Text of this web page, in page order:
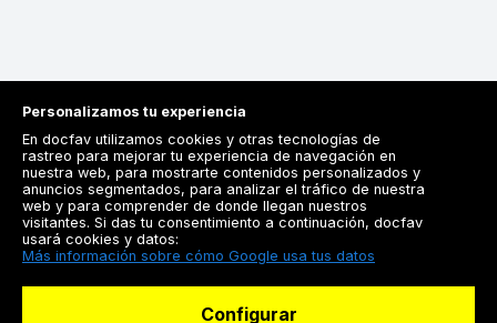
Registrarse
Docfav
Personalizamos tu experiencia
En docfav utilizamos cookies y otras tecnologías de
rastreo para mejorar tu experiencia de navegación en
nuestra web, para mostrarte contenidos personalizados y
anuncios segmentados, para analizar el tráfico de nuestra
web y para comprender de donde llegan nuestros
visitantes. Si das tu consentimiento a continuación, docfav
usará cookies y datos:
Más información sobre cómo Google usa tus datos
Configurar